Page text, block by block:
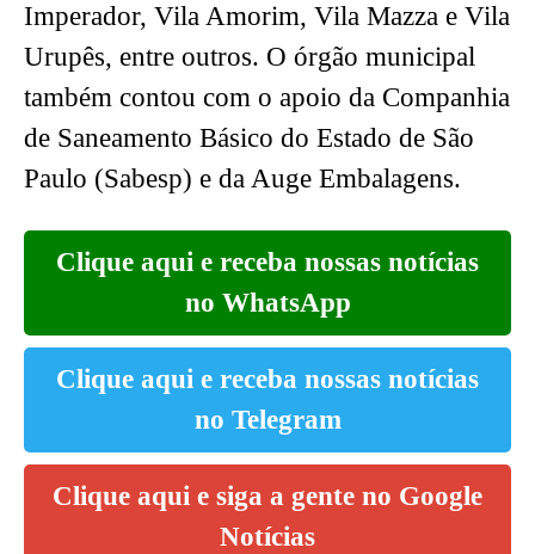
Imperador, Vila Amorim, Vila Mazza e Vila
Urupês, entre outros. O órgão municipal
também contou com o apoio da Companhia
de Saneamento Básico do Estado de São
Paulo (Sabesp) e da Auge Embalagens.
Clique aqui e receba nossas notícias
no WhatsApp
Clique aqui e receba nossas notícias
no Telegram
Clique aqui e siga a gente no Google
Notícias